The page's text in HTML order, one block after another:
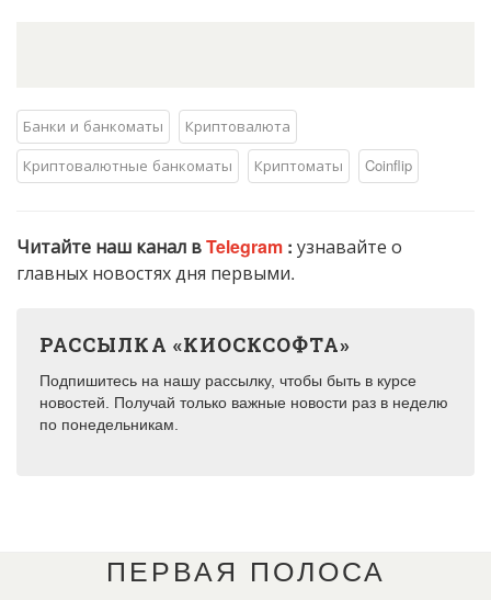
Банки и банкоматы
Криптовалюта
Криптовалютные банкоматы
Криптоматы Coinflip
Читайте наш канал вTelegram : узнавайте о
главных новостях дня первыми.
РАССЫЛКА «КИОСКСОФТА»
Подпишитесь на нашу рассылку, чтобы быть в курсе
новостей. Получай только важные новости раз в неделю
по понедельникам.
ПЕРВАЯ ПОЛОСА